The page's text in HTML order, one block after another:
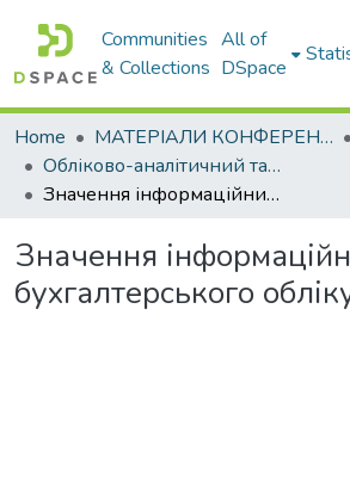
Communities
& Collections
All of
DSpace
Home МАТЕРІАЛИ КОНФЕРЕНЦІЙ
Обліково-аналітичний та економіко-фінансовий інструментарій управління сучасним підприємством: міжнародний досвід
Значення інформаційних систем бухгалтерського обліку
Значення
бухгалтерського